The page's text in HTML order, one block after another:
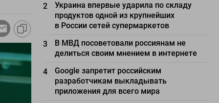
2
Украина впервые ударила по складу
продуктов одной из крупнейших
в России сетей супермаркетов
3
В МВД посоветовали россиянам не
делиться своим мнением в интернете
4
Google запретит российским
разработчикам выкладывать
приложения для всего мира